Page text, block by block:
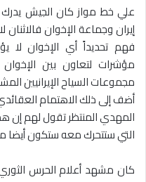
علي خط مواز كان الجيش يدرك
إيران وجماعة الإخوان فالاثنان
فهم تحديداً أي الإخوان لا
مؤشرات لتعاون بين
مجموعات السياح الإيرانيين
أضف إلى ذلك الاهتمام
المهدي المنتظر تقول لهم
التي ستتحرك معه ستكون
كان مشهد أعلام الحرس